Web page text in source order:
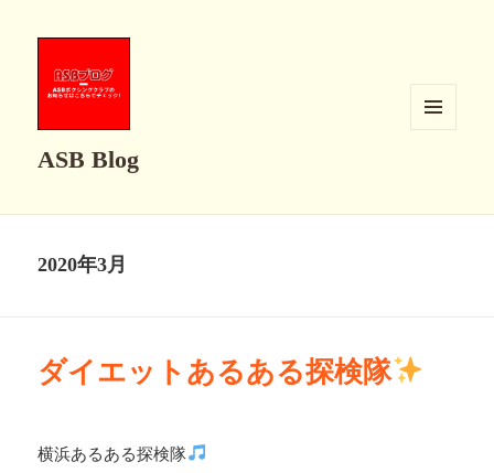
ASB Blog
2020年3月
ダイエットあるある探検隊
横浜あるある探検隊